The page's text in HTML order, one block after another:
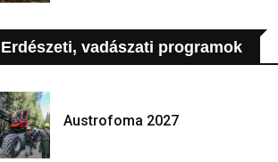
Erdészeti, vadászati programok
Austrofoma 2027